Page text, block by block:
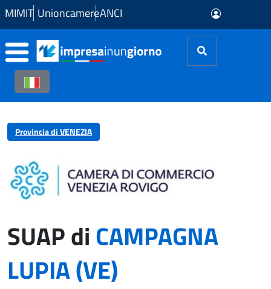
Skip to Main Content
MIMIT UnioncamereANCI
Provincia di VENEZIA
SUAP diCAMPAGNA
LUPIA (VE)